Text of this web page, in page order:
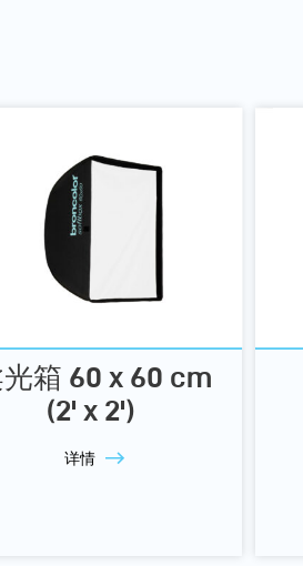
箱 60 x 60 cm
(2' x 2')
详情